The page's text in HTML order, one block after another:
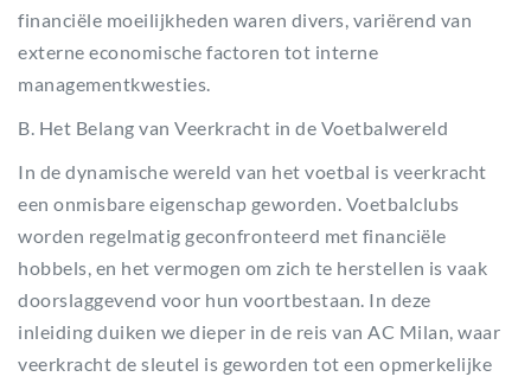
financiële moeilijkheden waren divers, variërend van
externe economische factoren tot interne
managementkwesties.
B. Het Belang van Veerkracht in de Voetbalwereld
In de dynamische wereld van het voetbal is veerkracht
een onmisbare eigenschap geworden. Voetbalclubs
worden regelmatig geconfronteerd met financiële
hobbels, en het vermogen om zich te herstellen is vaak
doorslaggevend voor hun voortbestaan. In deze
inleiding duiken we dieper in de reis van AC Milan, waar
veerkracht de sleutel is geworden tot een opmerkelijke